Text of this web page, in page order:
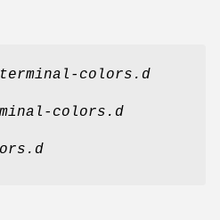
terminal-colors.d
colors.d